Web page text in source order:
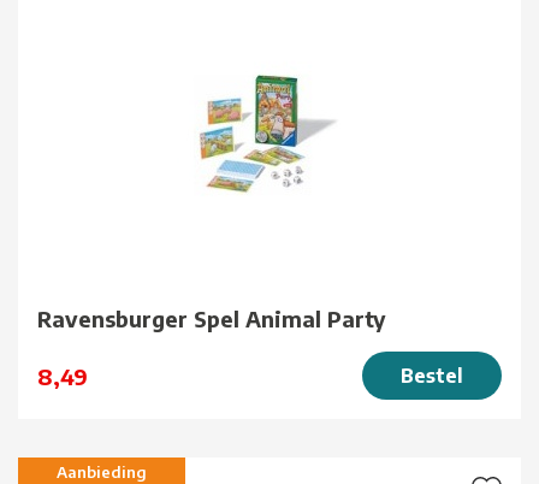
Ravensburger Spel Animal Party
8,49 Bestel
Aanbieding